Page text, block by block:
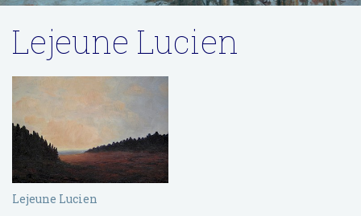
Lejeune Lucien
Lejeune Lucien